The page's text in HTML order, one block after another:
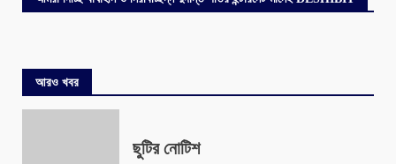
আরও খবর
ছুটির নোটিশ